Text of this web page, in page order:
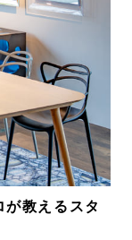
が教えるスタ